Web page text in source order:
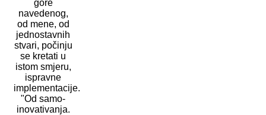
gore
navedenog,
od mene, od
jednostavnih
stvari, počinju
se kretati u
istom smjeru,
ispravne
implementacije.
"Od samo-
inovativanja.